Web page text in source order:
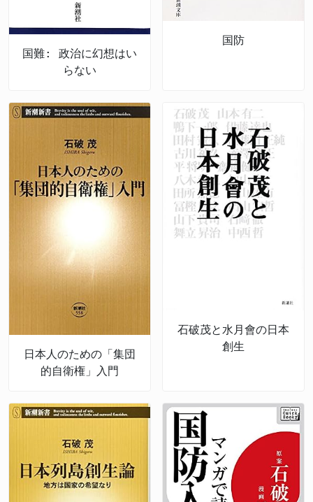
国難: 政治に幻想はい
らない
国防
日本人のための「集団
的自衛権」入門
石破茂と水月會の日本
創生